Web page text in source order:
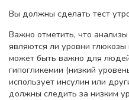
Вы должны сделать тест
Важно отметить, что
являются ли уровни
может быть важно для
гипогликемии (низкий
использует инсулин или
должны следить за низким